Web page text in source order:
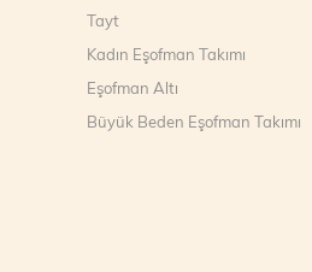
Tayt
Kadın Eşofman Takımı
Eşofman Altı
Büyük Beden Eşofman Takımı